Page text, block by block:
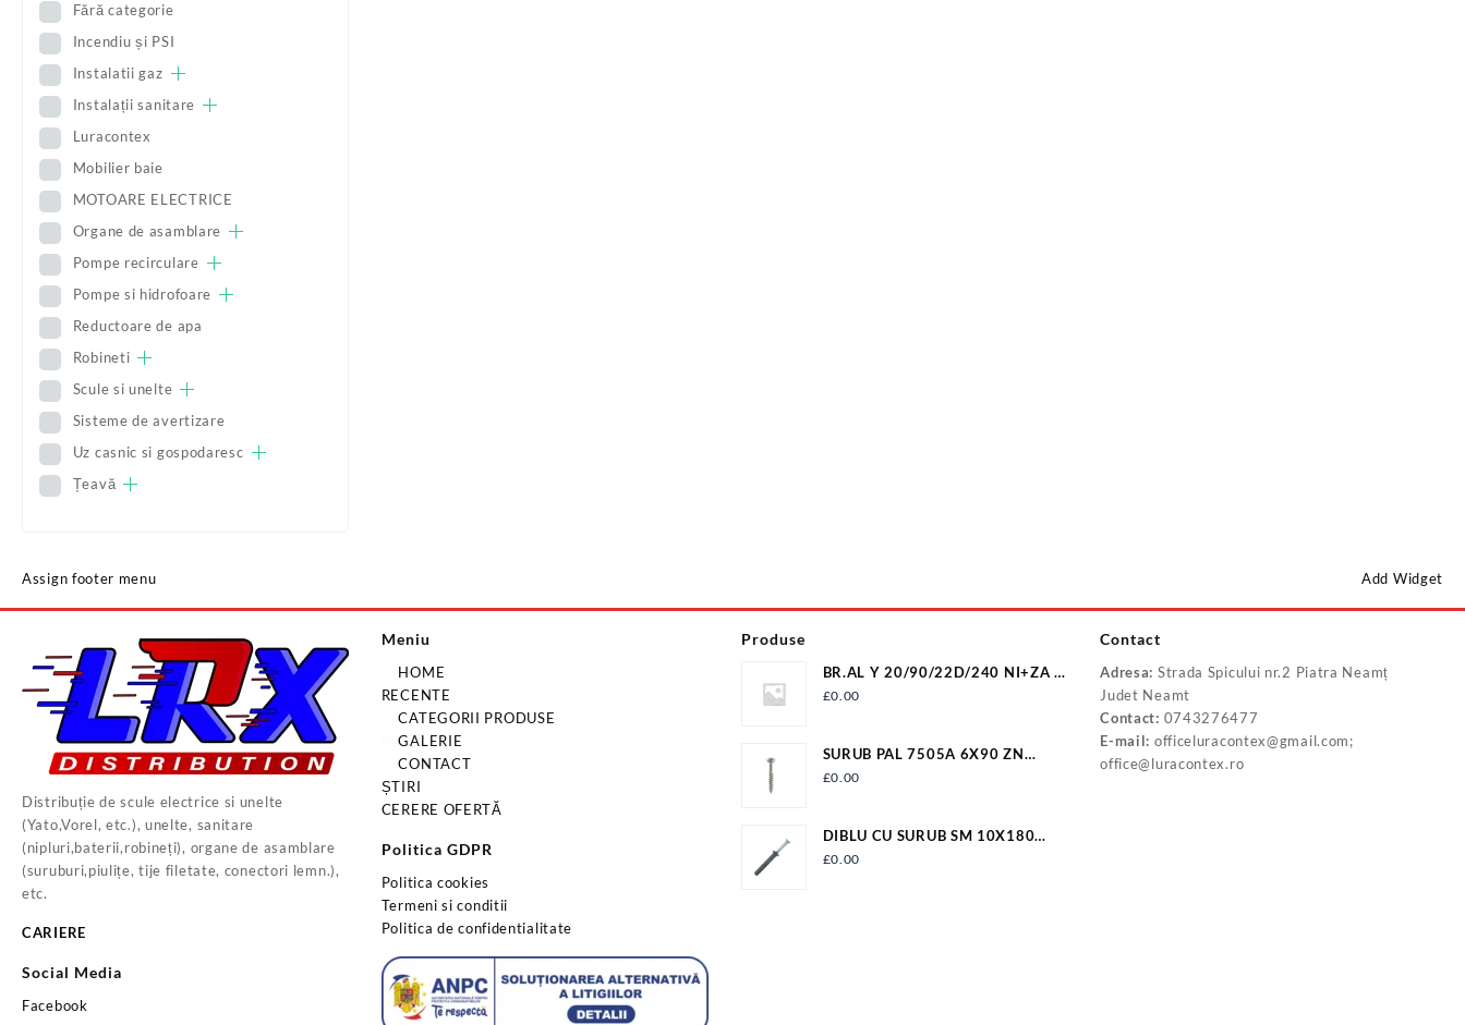
Fără categorie
Incendiu și PSI
Instalatii gaz
Instalații sanitare
Luracontex
Mobilier baie
MOTOARE ELECTRICE
Organe de asamblare
Pompe recirculare
Pompe si hidrofoare
Reductoare de apa
Robineti
Scule si unelte
Sisteme de avertizare
Uz casnic si gospodaresc
Țeavă
Assign footer menu Add Widget
Distribuție de scule electrice si unelte
(Yato,Vorel, etc.), unelte, sanitare
(nipluri,baterii,robineți), organe de asamblare
(suruburi,piulițe, tije filetate, conectori lemn.),
etc.
CARIERE
Social Media
Facebook
Meniu
HOME
RECENTE
CATEGORII PRODUSE
GALERIE
CONTACT
ȘTIRI
CERERE OFERTĂ
Politica GDPR
Politica cookies
Termeni si conditii
Politica de confidentialitate
Produse
BR.AL Y 20/90/22D/240 NI+ZA F
ER+T22 (I10)
£0.00
SURUB PAL 7505A 6X90 ZN
FIL.PARTIAL PAL6X90
£0.00
DIBLU CU SURUB SM 10X180
EVP336-10180
£0.00
Contact
Adresa: Strada Spicului nr.2 Piatra Neamț
Judet Neamt
Contact: 0743276477
E-mail: officeluracontex@gmail.com;
office@luracontex.ro